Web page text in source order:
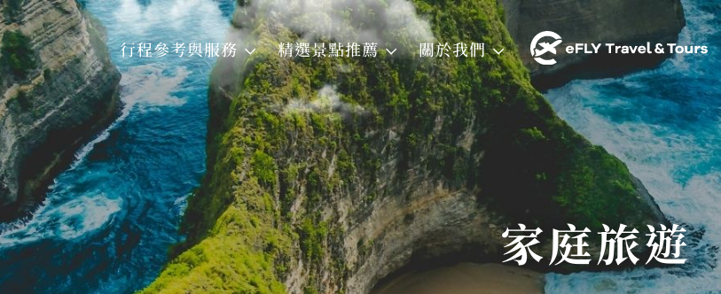
行程參考與服務 精選景點推薦 關於我們
家庭旅遊